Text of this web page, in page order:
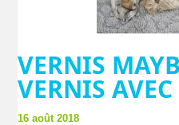
VERNIS
VERNIS
16 août 2018